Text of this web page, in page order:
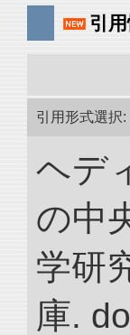
引
引用形式選択:
ヘデ
の中
学研
庫.